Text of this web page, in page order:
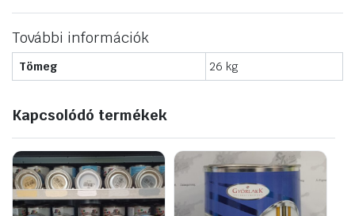
További információk
Tömeg 26 kg
Kapcsolódó termékek